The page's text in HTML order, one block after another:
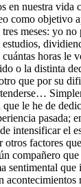
en nuestra vida
como objetivo
meses: yo
horas le
o la distinta
que por su
que le he de
pasada;
intensificar el
otros factores
compañero
sentimental
acontecimientos